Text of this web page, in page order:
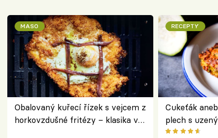
MASO
Obalovaný kuřecí řízek s vejcem z
horkovzdušné fritézy – klasika v
RECEPTY
Cukeťák
plech s
způsob, jak